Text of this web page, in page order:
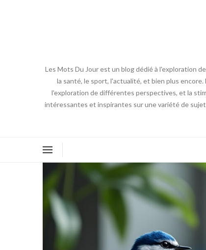
Les Mots Du Jour est un blog dédié à l'exploration
la santé, le sport, l'actualité, et bien plus
l'exploration de différentes perspectives, et la
intéressantes et inspirantes sur une variété de